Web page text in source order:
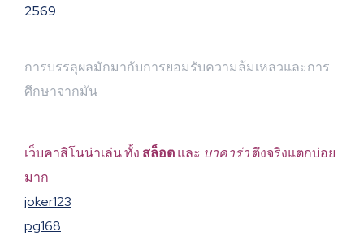
2569
การบรรลุผลมักมากับการยอมรับความล้มเหลวและการ
ศึกษาจากมัน
เว็บคาสิโนน่าเล่น ทั้ง สล็อตและ บาคาร่าตึงจริงแตกบ่อย
มาก
joker123
pg168